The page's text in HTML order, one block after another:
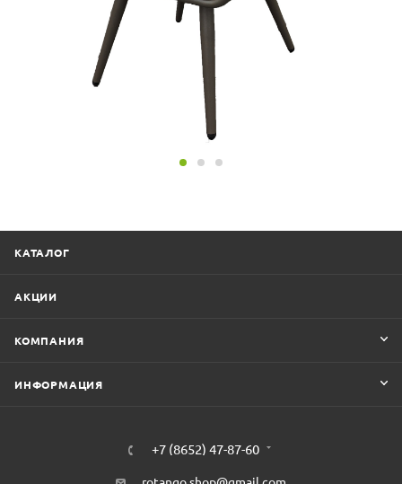
КАТАЛОГ
АКЦИИ
КОМПАНИЯ
ИНФОРМАЦИЯ
+7 (8652) 47-87-60